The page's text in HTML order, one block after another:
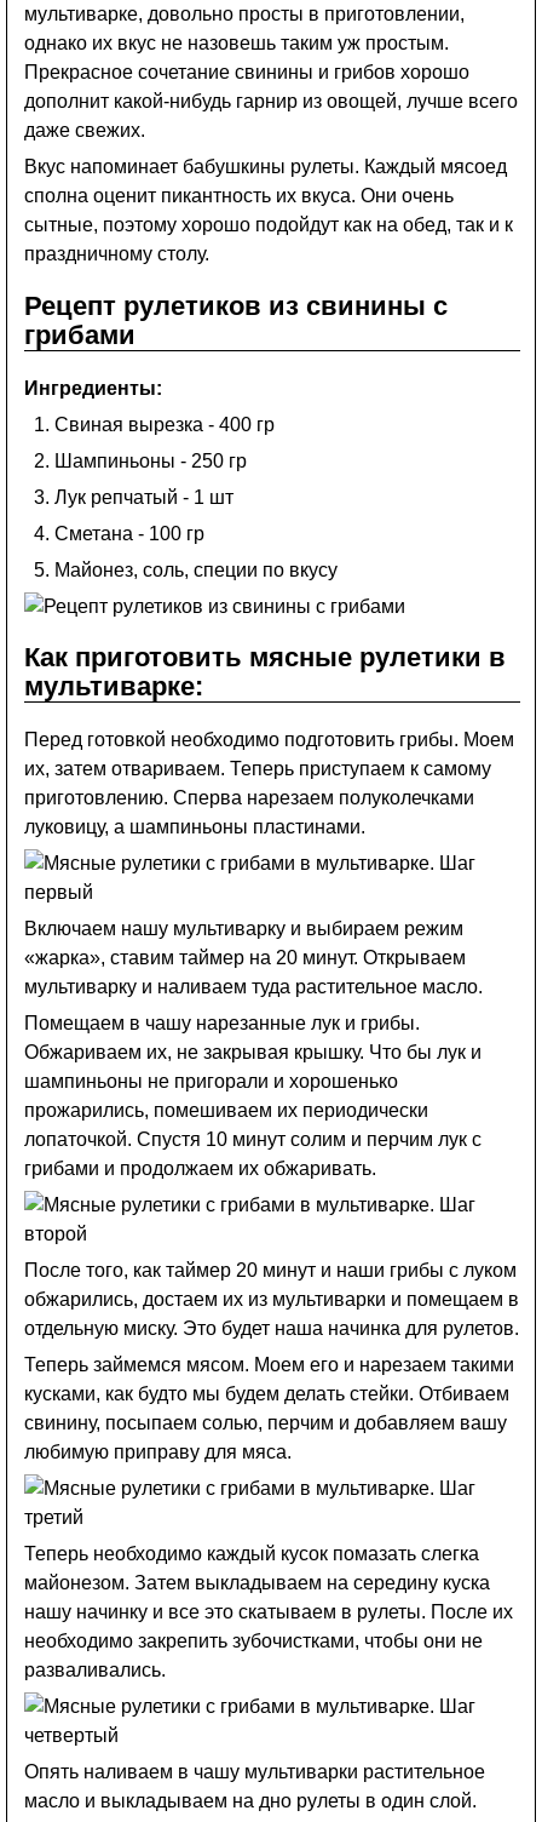
мультиварке, довольно просты в приготовлении,
однако их вкус не назовешь таким уж простым.
Прекрасное сочетание свинины и грибов хорошо
дополнит какой-нибудь гарнир из овощей, лучше всего
даже свежих.
Вкус напоминает бабушкины рулеты. Каждый мясоед
сполна оценит пикантность их вкуса. Они очень
сытные, поэтому хорошо подойдут как на обед, так и к
праздничному столу.
Рецепт рулетиков из свинины с
грибами
Ингредиенты:
Свиная вырезка - 400 гр
Шампиньоны - 250 гр
Лук репчатый - 1 шт
Сметана - 100 гр
Майонез, соль, специи по вкусу
Как приготовить мясные рулетики в
мультиварке:
Перед готовкой необходимо подготовить грибы. Моем
их, затем отвариваем. Теперь приступаем к самому
приготовлению. Сперва нарезаем полуколечками
луковицу, а шампиньоны пластинами.
Включаем нашу мультиварку и выбираем режим
«жарка», ставим таймер на 20 минут. Открываем
мультиварку и наливаем туда растительное масло.
Помещаем в чашу нарезанные лук и грибы.
Обжариваем их, не закрывая крышку. Что бы лук и
шампиньоны не пригорали и хорошенько
прожарились, помешиваем их периодически
лопаточкой. Спустя 10 минут солим и перчим лук с
грибами и продолжаем их обжаривать.
После того, как таймер 20 минут и наши грибы с луком
обжарились, достаем их из мультиварки и помещаем в
отдельную миску. Это будет наша начинка для рулетов.
Теперь займемся мясом. Моем его и нарезаем такими
кусками, как будто мы будем делать стейки. Отбиваем
свинину, посыпаем солью, перчим и добавляем вашу
любимую приправу для мяса.
Теперь необходимо каждый кусок помазать слегка
майонезом. Затем выкладываем на середину куска
нашу начинку и все это скатываем в рулеты. После их
необходимо закрепить зубочистками, чтобы они не
разваливались.
Опять наливаем в чашу мультиварки растительное
масло и выкладываем на дно рулеты в один слой.